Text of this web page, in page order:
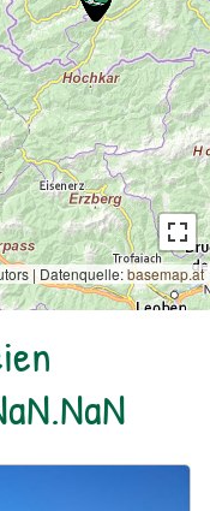
| Datenquelle:basemap.at
Kurzeck